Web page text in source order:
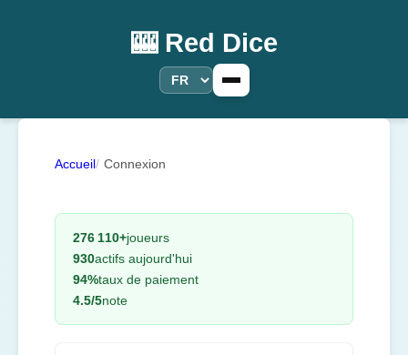
🎰 Red Dice
Accueil Connexion
276 110+joueurs
930actifs aujourd'hui
94%taux de paiement
4.5/5note